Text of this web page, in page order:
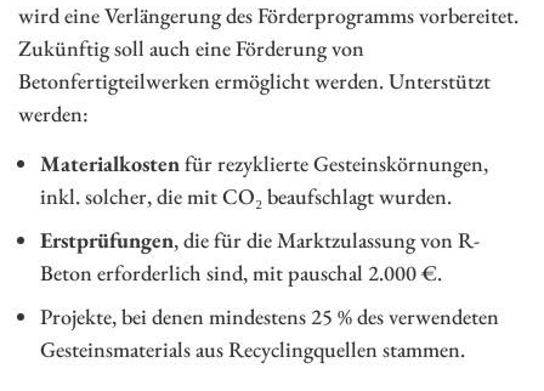
wird eine Verlängerung des Förderprogramms vorbereitet.
Zukünftig soll auch eine Förderung von
Betonfertigteilwerken ermöglicht werden. Unterstützt
werden:
Materialkostenfür rezyklierte Gesteinskörnungen,
inkl. solcher, die mit CO₂ beaufschlagt wurden.
Erstprüfungen, die für die Marktzulassung von R-
Beton erforderlich sind, mit pauschal 2.000 €.
Projekte, bei denen mindestens 25 % des verwendeten
Gesteinsmaterials aus Recyclingquellen stammen.